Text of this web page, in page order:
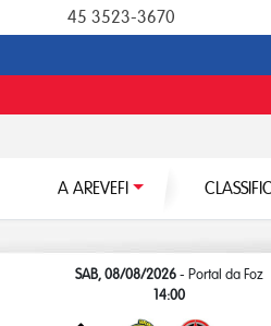
45 3523-3670
A AREVEFI
SAB, 08/08/2026- Portal da Foz
14:00